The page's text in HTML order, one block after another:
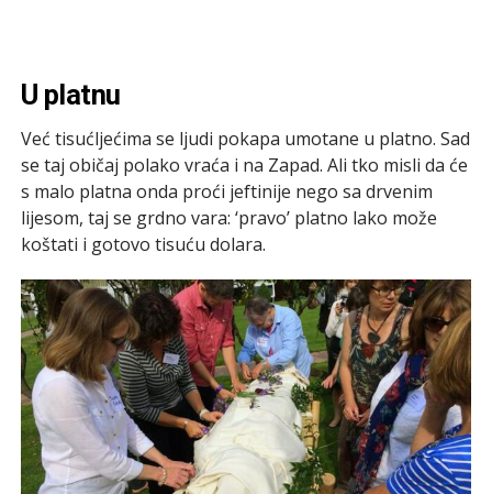
U platnu
Već tisućljećima se ljudi pokapa umotane u platno. Sad
se taj običaj polako vraća i na Zapad. Ali tko misli da će
s malo platna onda proći jeftinije nego sa drvenim
lijesom, taj se grdno vara: ‘pravo’ platno lako može
koštati i gotovo tisuću dolara.